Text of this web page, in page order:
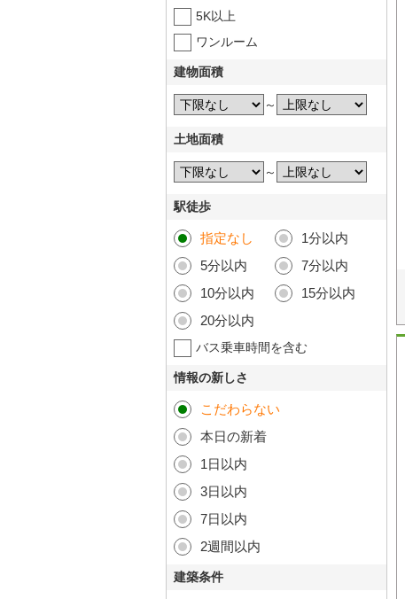
5K以上
ワンルーム
建物面積
～
土地面積
～
駅徒歩
指定なし
1分以内
5分以内
7分以内
10分以内
15分以内
20分以内
バス乗車時間を含む
情報の新しさ
こだわらない
本日の新着
1日以内
3日以内
7日以内
2週間以内
建築条件